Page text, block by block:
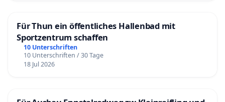
Für Thun ein öffentliches Hallenbad mit
Sportzentrum schaffen
10 Unterschriften
10 Unterschriften / 30 Tage
18 Jul 2026